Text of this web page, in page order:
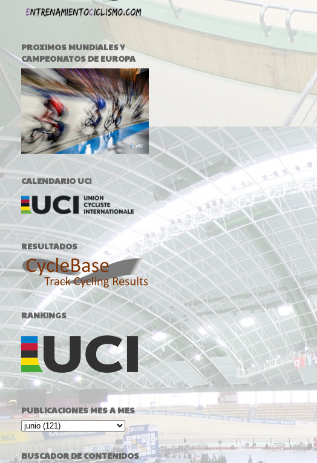
PROXIMOS MUNDIALES Y
CAMPEONATOS DE EUROPA
CALENDARIO UCI
RESULTADOS
RANKINGS
PUBLICACIONES MES A MES
BUSCADOR DE CONTENIDOS